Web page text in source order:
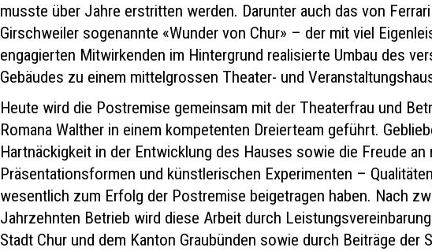
musste über Jahre erstritten werden. Darunter auch das von
Girschweiler sogenannte «Wunder von Chur» – der mit viel
engagierten Mitwirkenden im Hintergrund realisierte Umbau des
Gebäudes zu einem mittelgrossen Theater- und
Heute wird die Postremise gemeinsam mit der Theaterfrau und
Romana Walther in einem kompetenten Dreierteam geführt.
Hartnäckigkeit in der Entwicklung des Hauses sowie die Freude an
Präsentationsformen und künstlerischen Experimenten –
wesentlich zum Erfolg der Postremise beigetragen haben. Nach
Jahrzehnten Betrieb wird diese Arbeit durch
Stadt Chur und dem Kanton Graubünden sowie durch Beiträge der